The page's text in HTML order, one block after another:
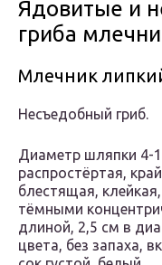
Ядовитые и
гриба
Млечник
Несъедобный гриб.
Диаметр шляпки 4-
распростёртая,
блестящая,
тёмными
длиной, 2,5 см в
цвета, без запаха,